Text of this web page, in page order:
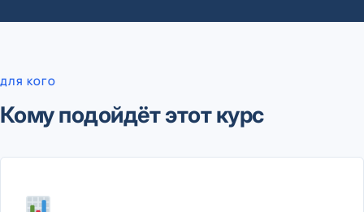
ДЛЯ КОГО
Кому подойдёт этот курс